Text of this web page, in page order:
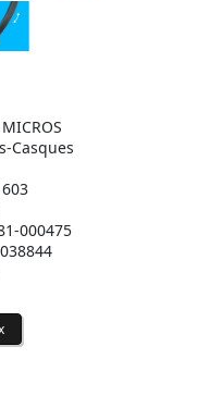
Casques
000475